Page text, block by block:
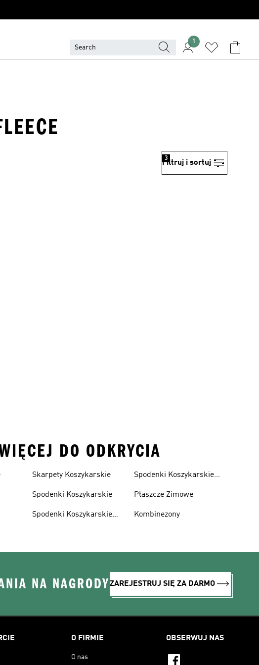
1
Filtruj i sortuj
3
DO ODKRYCIA
Skarpety Koszykarskie
Spodenki Koszykarskie
Spodenki Koszykarskie
Spodenki Koszykarskie
Płaszcze Zimowe
Kombinezony
NA NAGRODYZAREJESTRUJ SIĘ ZA DARMO
O FIRMIE
O nas
OBSERWUJ NAS